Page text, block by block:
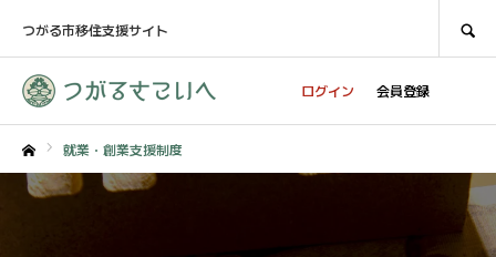
つがる市移住支援サイト
ログイン 会員登録
就業・創業支援制度